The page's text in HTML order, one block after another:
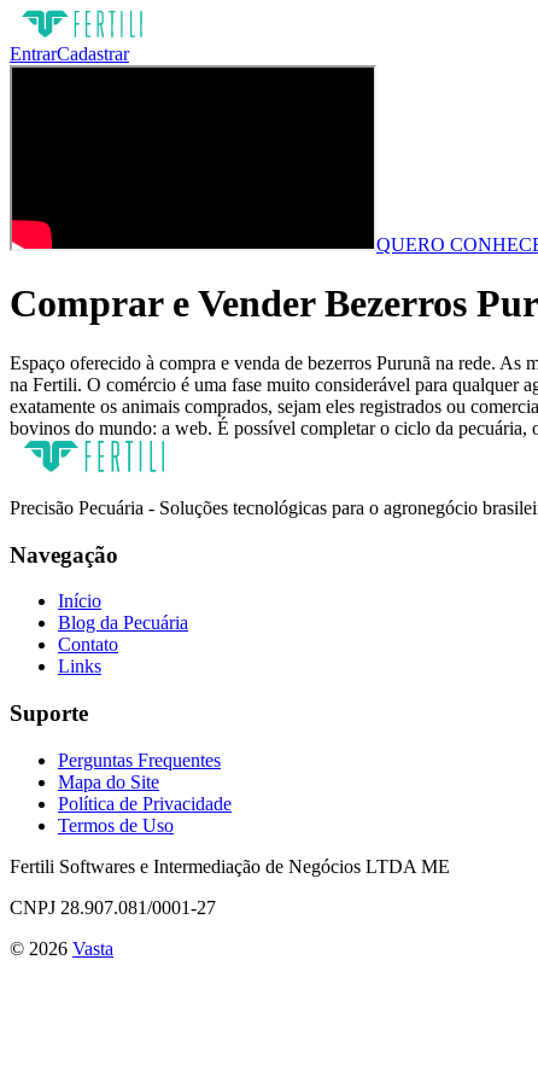
EntrarCadastrar
QUERO
Comprar e Vender Bezerros
Espaço oferecido à compra e venda de bezerros Purunã na rede.
na Fertili. O comércio é uma fase muito considerável para qualquer
exatamente os animais comprados, sejam eles registrados ou
bovinos do mundo: a web. É possível completar o ciclo da
Precisão Pecuária - Soluções tecnológicas para o agronegócio
Navegação
Início
Blog da Pecuária
Contato
Links
Suporte
Perguntas Frequentes
Mapa do Site
Política de Privacidade
Termos de Uso
Fertili Softwares e Intermediação de Negócios LTDA ME
CNPJ 28.907.081/0001-27
© 2026 Vasta